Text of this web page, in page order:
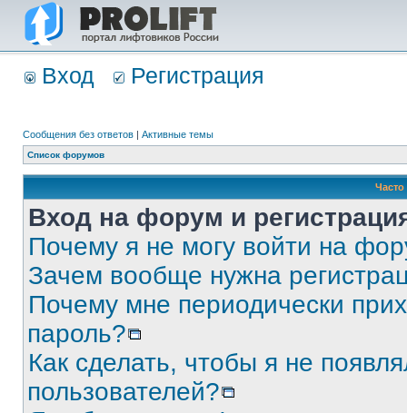
Вход Регистрация
Сообщения без ответов | Активные темы
Список форумов
Вход на форум и
Почему я не могу войти на
Зачем вообще нужна
Почему мне периодически
пароль?
Как сделать, чтобы я не
пользователей?